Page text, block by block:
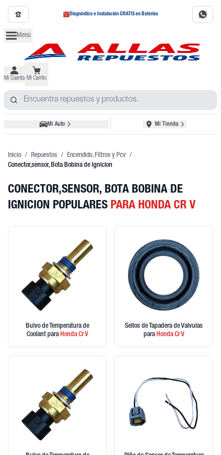
Diagnóstico e Instalación GRATIS en Baterías
Menú
Mi Cuenta Mi Carrito
Mi Auto Mi Tienda
Inicio / Repuestos / Encendido, Filtros y Pcv /
Conector,sensor, Bota Bobina de Ignicion
CONECTOR,SENSOR, BOTA BOBINA DE
IGNICION POPULARES PARA HONDA CR V
Bulvo de Temperatura de
Coolant paraHondaCr V
Sellos de Tapadera de Valvulas
paraHondaCr V